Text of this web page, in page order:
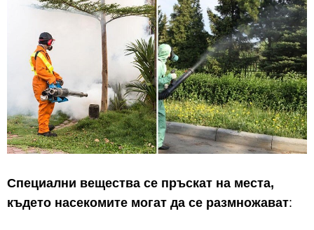
Специални вещества се пръскат на места,
където насекомите могат да се размножават: